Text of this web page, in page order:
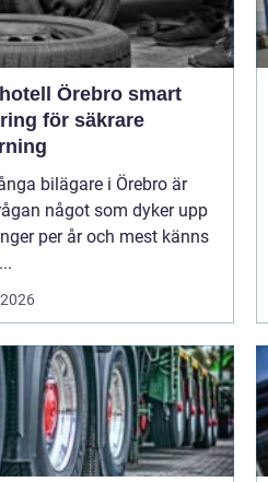
Örebro smart
för säkrare
bilägare i Örebro är
något som dyker upp
per år och mest känns